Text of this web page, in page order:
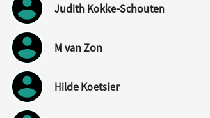
Judith Kokke-Schouten
M van Zon
Hilde Koetsier